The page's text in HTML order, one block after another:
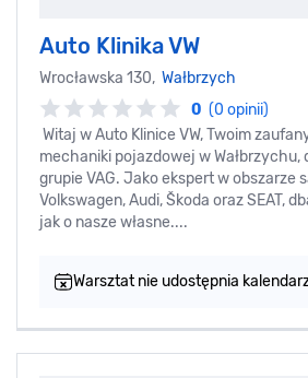
Auto Klinika VW
Wrocławska 130, Wałbrzych
0 (0 opinii)
Witaj w Auto Klinice VW, Twoim
mechaniki pojazdowej w Wałbrzychu,
grupie VAG. Jako ekspert w obszarze
Volkswagen, Audi, Škoda oraz SEAT,
jak o nasze własne....
Warsztat nie udostępnia